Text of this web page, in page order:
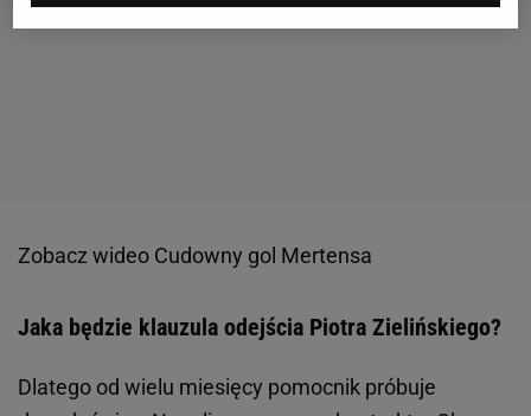
Zobacz wideo Cudowny gol Mertensa
Jaka będzie klauzula odejścia Piotra Zielińskiego?
Dlatego od wielu miesięcy pomocnik próbuje